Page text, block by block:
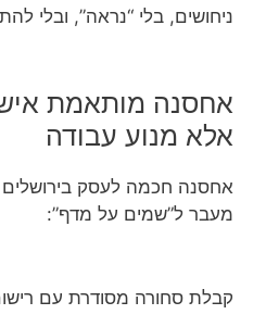
ניחושים, בלי “נראה”, ובלי
אחסנה מותאמת
אלא מנוע עבודה
אחסנה חכמה לעסק בירושלים
מעבר ל”שמים על מדף”:
קבלת סחורה מסודרת עם